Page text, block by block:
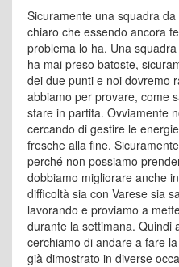
Sicuramente una squadra
chiaro che essendo ancora
problema lo ha. Una
ha mai preso batoste,
dei due punti e noi dovremo
abbiamo per provare, come
stare in partita. Ovviamente
cercando di gestire le
fresche alla fine.
perché non possiamo
dobbiamo migliorare anche
difficoltà sia con Varese sia
lavorando e proviamo a
durante la settimana. Quindi
cerchiamo di andare a fare
già dimostrato in diverse